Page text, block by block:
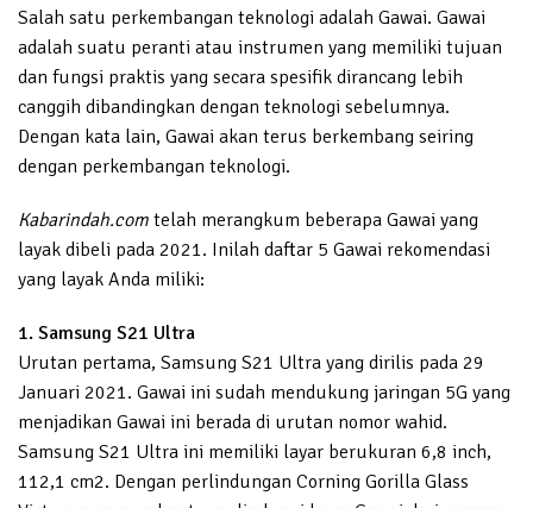
Salah satu perkembangan teknologi adalah Gawai. Gawai
adalah suatu peranti atau instrumen yang memiliki tujuan
dan fungsi praktis yang secara spesifik dirancang lebih
canggih dibandingkan dengan teknologi sebelumnya.
Dengan kata lain, Gawai akan terus berkembang seiring
dengan perkembangan teknologi.
Kabarindah.com telah merangkum beberapa Gawai yang
layak dibeli pada 2021. Inilah daftar 5 Gawai rekomendasi
yang layak Anda miliki:
1. Samsung S21 Ultra
Urutan pertama, Samsung S21 Ultra yang dirilis pada 29
Januari 2021. Gawai ini sudah mendukung jaringan 5G yang
menjadikan Gawai ini berada di urutan nomor wahid.
Samsung S21 Ultra ini memiliki layar berukuran 6,8 inch,
112,1 cm2. Dengan perlindungan Corning Gorilla Glass